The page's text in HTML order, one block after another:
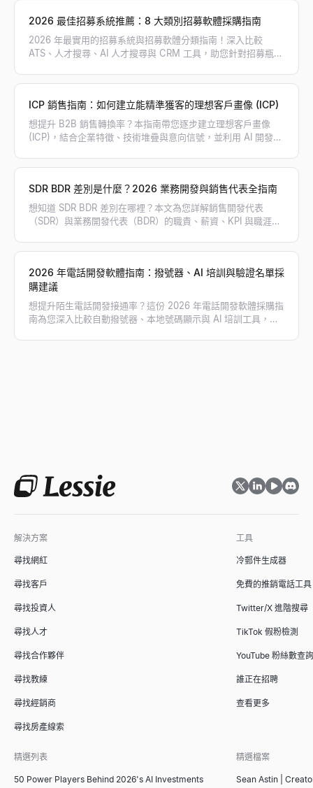
2026 最佳招募系統推薦：8 大類別招募軟體採購指南
2026 年最實用的招募系統與招募軟體分類指南！深入比較
ATS、人才搜尋、AI 人才搜尋與 CRM 工具，助您針對招募瓶頸
ICP 銷售指南：如何建立能精準獲客的理想客戶畫像 (ICP)
想提升 B2B 銷售轉換率？本指南帶您逐步建立理想客戶畫像
(ICP)，結合企業特徵、技術堆疊與意向信號，並利用 AI 開發工
SDR BDR 差別是什麼？2026 業務開發與銷售代表全指南
想知道 SDR BDR 差別在哪裡？本文為您詳解銷售開發代表
（SDR）與業務開發代表（BDR）的職責、薪資、KPI 與職涯路
2026 年電話開發軟體指南：撥號器、AI 培訓與驗證名單採
購建議
想提升陌生電話開發接通率？這份 2026 年電話開發軟體採購指
南為您深入比較自動撥號器、本地號碼顯示與 AI 培訓工具，並
解決方案
尋找網紅
尋找客戶
尋找投資人
尋找人才
尋找合作夥伴
尋找教練
尋找經銷商
尋找房產線索
工具
冷郵件生成器
免費的推銷電話工具
Twitter/X 進階搜尋
TikTok 假粉檢測
YouTube 粉絲數查詢
誰正在招聘
查看更多
精選列表
50 Power Players Behind 2026's AI Investments
精選檔案
Sean Astin |